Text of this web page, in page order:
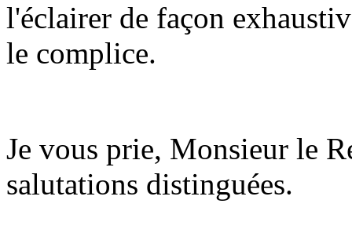
l'éclairer de façon
le complice.
Je vous prie, Monsieur le
salutations distinguées.